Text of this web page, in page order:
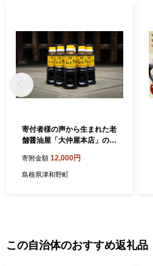
寄付者様の声から生まれた老
舗醤油屋「大仲屋本店」の
セット【1290677】
寄附金額 12,000円
島根県津和野町
この自治体のおすすめ返礼品